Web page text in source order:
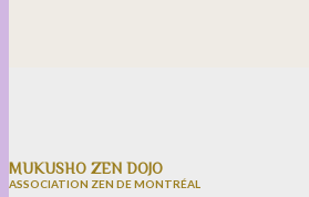
MUKUSHO ZEN DOJO
ASSOCIATION ZEN DE MONTRÉAL